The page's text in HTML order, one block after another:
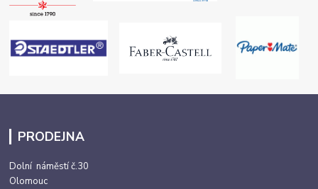
PRODEJNA
Dolní náměstí č.30
Olomouc